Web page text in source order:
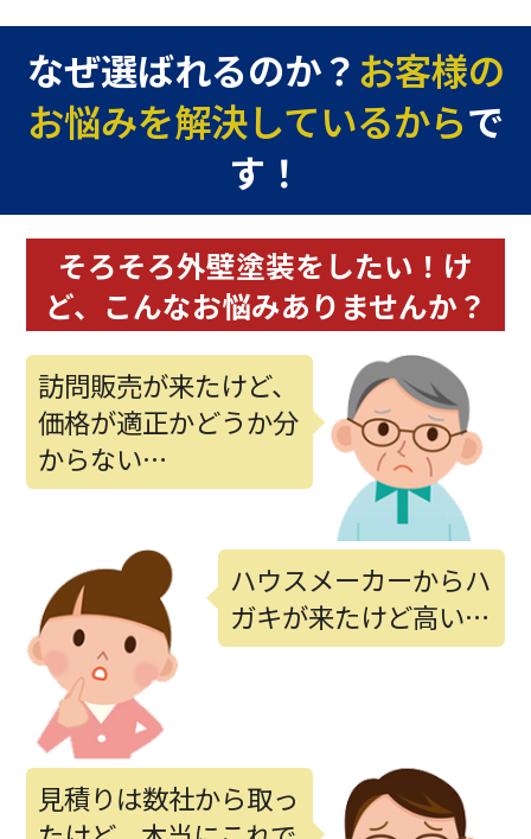
なぜ選ばれるのか？ お客様の
お悩みを解決しているからで
す！
そろそろ外壁塗装をしたい！ け
ど、 こんなお悩みありませんか？
訪問販売が来たけど、
価格が適正かどうか分
からない…
ハウスメーカーからハ
ガキが来たけど高い…
見積りは数社から取っ